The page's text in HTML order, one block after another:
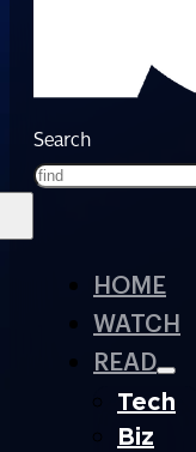
Search
HOME
WATCH
READ
Tech
Biz